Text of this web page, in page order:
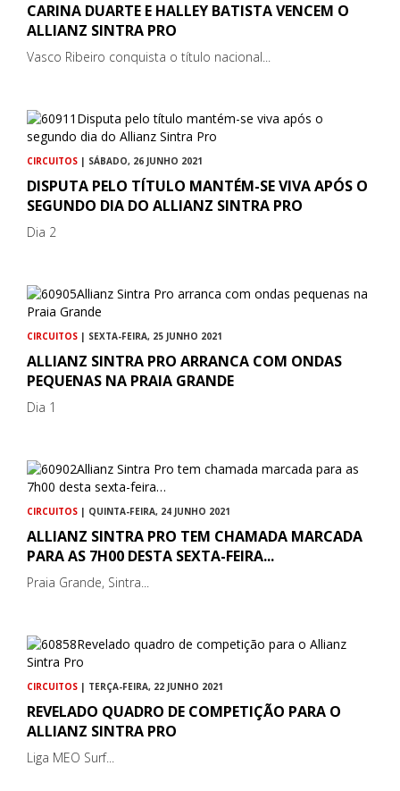
CARINA DUARTE E HALLEY BATISTA VENCEM O
ALLIANZ SINTRA PRO
Vasco Ribeiro conquista o título nacional...
CIRCUITOS | SÁBADO, 26 JUNHO 2021
DISPUTA PELO TÍTULO MANTÉM-SE VIVA APÓS O
SEGUNDO DIA DO ALLIANZ SINTRA PRO
Dia 2
CIRCUITOS | SEXTA-FEIRA, 25 JUNHO 2021
ALLIANZ SINTRA PRO ARRANCA COM ONDAS
PEQUENAS NA PRAIA GRANDE
Dia 1
CIRCUITOS | QUINTA-FEIRA, 24 JUNHO 2021
ALLIANZ SINTRA PRO TEM CHAMADA MARCADA
PARA AS 7H00 DESTA SEXTA-FEIRA...
Praia Grande, Sintra...
CIRCUITOS | TERÇA-FEIRA, 22 JUNHO 2021
REVELADO QUADRO DE COMPETIÇÃO PARA O
ALLIANZ SINTRA PRO
Liga MEO Surf...